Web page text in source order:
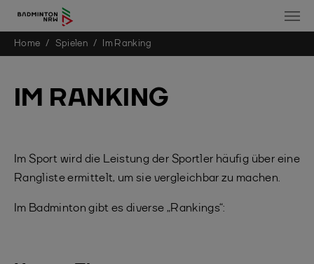
Skip to main content
You are here:
Home Spielen Im Ranking
IM RANKING
Im Sport wird die Leistung der Sportler häufig über eine
Rangliste ermittelt, um sie vergleichbar zu machen.
Im Badminton gibt es diverse „Rankings“: